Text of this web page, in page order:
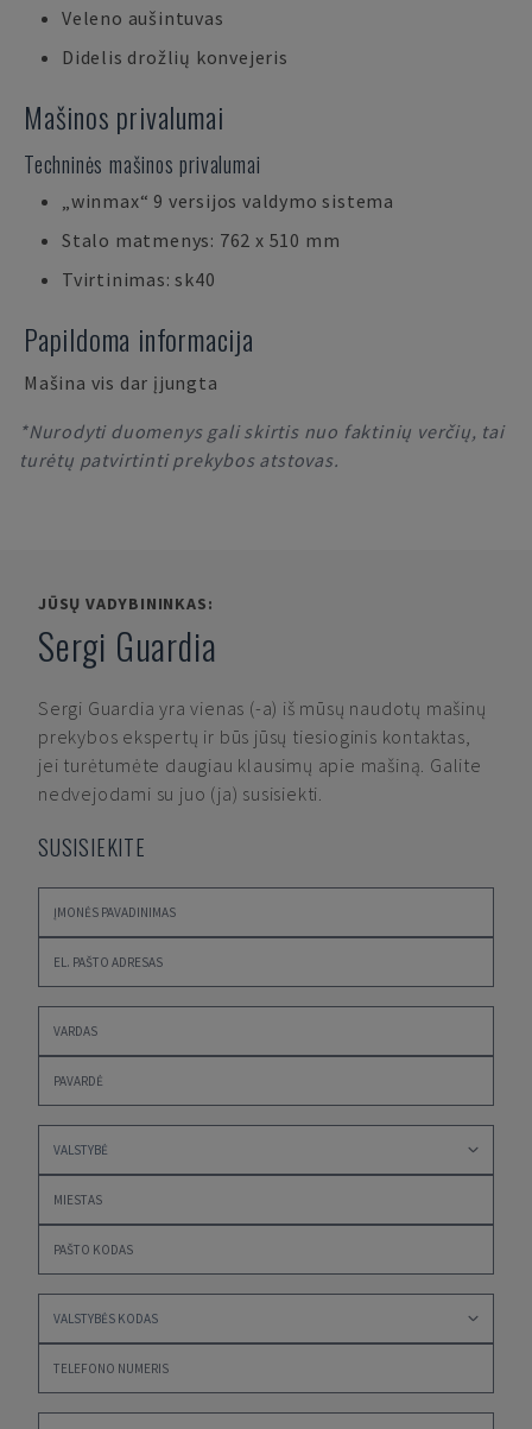
Veleno aušintuvas
Didelis drožlių konvejeris
Mašinos privalumai
Techninės mašinos privalumai
„winmax“ 9 versijos valdymo sistema
Stalo matmenys: 762 x 510 mm
Tvirtinimas: sk40
Papildoma informacija
Mašina vis dar įjungta
*Nurodyti duomenys gali skirtis nuo faktinių verčių, tai
turėtų patvirtinti prekybos atstovas.
JŪSŲ VADYBININKAS:
Sergi Guardia
Sergi Guardia yra vienas (-a) iš mūsų naudotų mašinų
prekybos ekspertų ir būs jūsų tiesioginis kontaktas,
jei turėtumėte daugiau klausimų apie mašiną. Galite
nedvejodami su juo (ja) susisiekti.
SUSISIEKITE